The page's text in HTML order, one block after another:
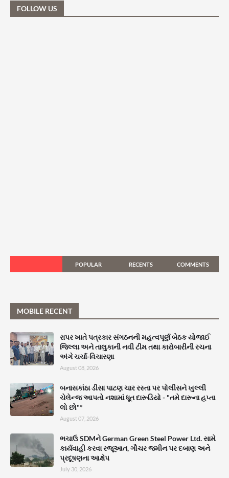
FOLLOW US
POPULAR RECENTS COMMENTS
MOBILE RECENT
રાપર ખાતે પત્રકાર સંગઠનની મહત્વપૂર્ણ બેઠક યોજાઈ
જિલ્લા અને તાલુકાની નવી ટીમ તથા કારોબારીની રચના
અંગે ચર્ચા-વિચારણા
August 08, 2026
બનાસકાંઠા ડીસા પાટણ ચાર રસ્તા પર પોલીસને ખુલ્લી
ચેલેન્જ આપતો નશામાં ધૂત દારૂડિયો - "તમે દારૂના હપ્તા
લો છો"*
August 07, 2026
ભચાઉ SDMને German Green Steel Power Ltd. સામે
કાર્યવાહી કરવા રજૂઆત, ગૌચર જમીન પર દબાણ અને
પ્રદૂષણના આક્ષેપ
July 30, 2026